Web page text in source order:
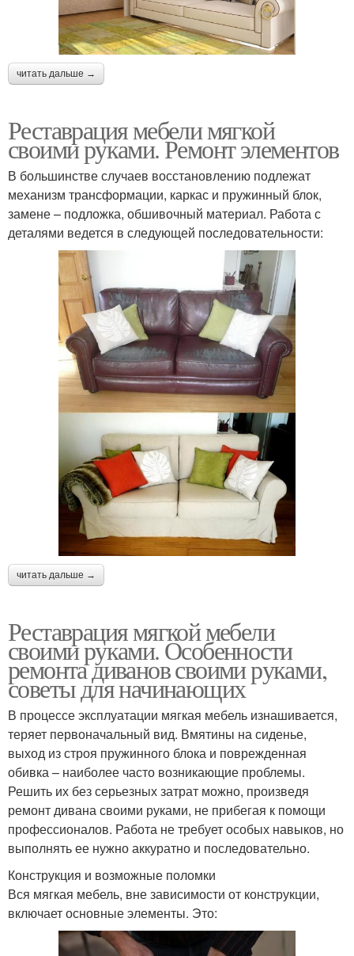
читать дальше →
Реставрация мебели мягкой
своими руками. Ремонт элементов
В большинстве случаев восстановлению подлежат
механизм трансформации, каркас и пружинный блок,
замене – подложка, обшивочный материал. Работа с
деталями ведется в следующей последовательности:
читать дальше →
Реставрация мягкой мебели
своими руками. Особенности
ремонта диванов своими руками,
советы для начинающих
В процессе эксплуатации мягкая мебель изнашивается,
теряет первоначальный вид. Вмятины на сиденье,
выход из строя пружинного блока и поврежденная
обивка – наиболее часто возникающие проблемы.
Решить их без серьезных затрат можно, произведя
ремонт дивана своими руками, не прибегая к помощи
профессионалов. Работа не требует особых навыков, но
выполнять ее нужно аккуратно и последовательно.
Конструкция и возможные поломки
Вся мягкая мебель, вне зависимости от конструкции,
включает основные элементы. Это: